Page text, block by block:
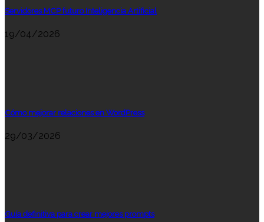
Servidores MCP futuro Inteligencia Artificial
19/04/2026
Cómo mejorar relaciones en WordPress
29/03/2026
Guía definitiva para crear mejores prompts